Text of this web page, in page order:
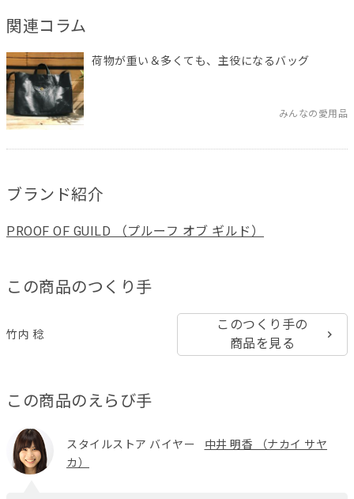
関連コラム
荷物が重い＆多くても、主役になるバッグ
みんなの愛用品
ブランド紹介
PROOF OF GUILD （プルーフ オブ ギルド）
この商品のつくり手
竹内 稔
このつくり手の
商品を見る
この商品のえらび手
スタイルストア バイヤー
中井 明香 （ナカイ サヤ
カ）